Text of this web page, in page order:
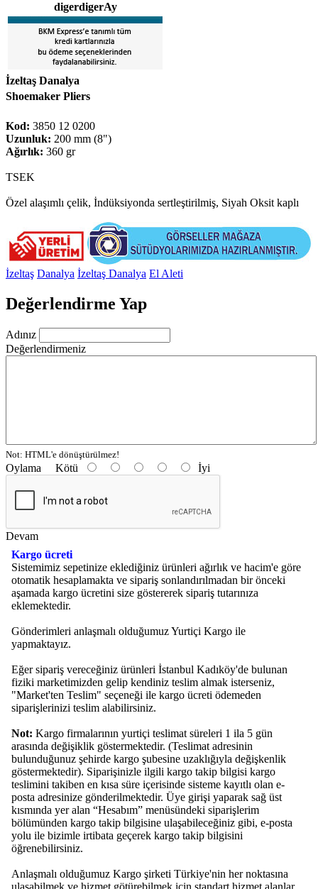
digerdigerAy
İzeltaş Danalya
Shoemaker Pliers
Kod: 3850 12 0200
Uzunluk: 200 mm (8")
Ağırlık: 360 gr
TSEK
Özel alaşımlı çelik, İndüksiyonda sertleştirilmiş, Siyah Oksit kaplı
İzeltaş Danalya İzeltaş Danalya El Aleti
Değerlendirme Yap
Adınız
Değerlendirmeniz
Not: HTML'e dönüştürülmez!
Oylama Kötü İyi
Devam